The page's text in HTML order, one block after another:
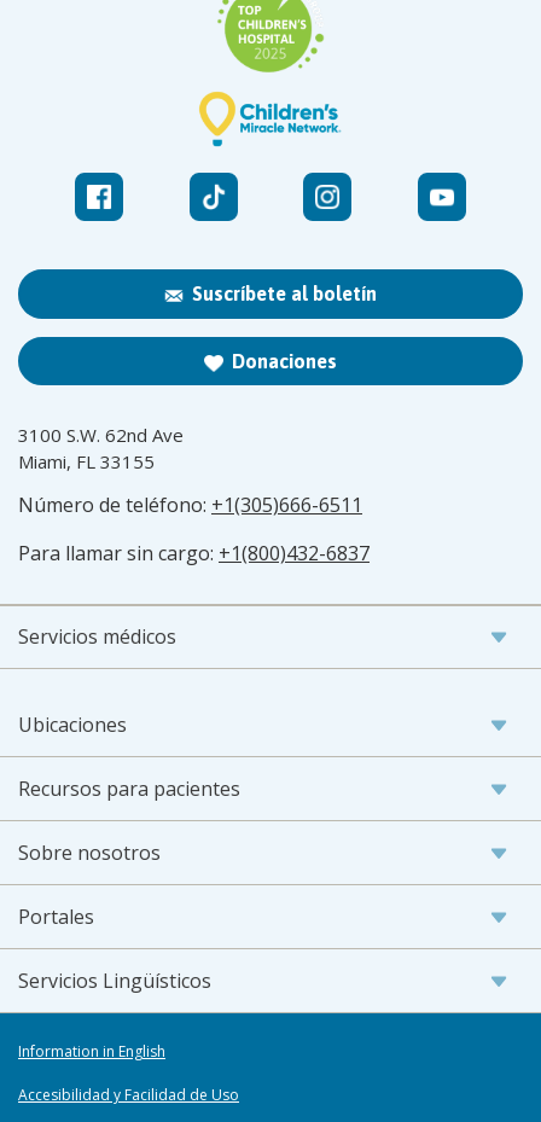
Suscríbete al boletín
Donaciones
3100 S.W. 62nd Ave
Miami, FL 33155
Número de teléfono: +1(305)666-6511
Para llamar sin cargo: +1(800)432-6837
Servicios médicos
Ubicaciones
Recursos para pacientes
Sobre nosotros
Portales
Servicios Lingüísticos
Information in English
Accesibilidad y Facilidad de Uso